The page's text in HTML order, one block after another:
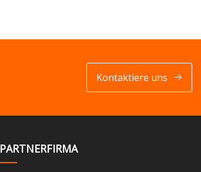
Schalungssystem
Kontaktiere uns
PARTNERFIRMA